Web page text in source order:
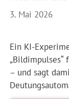
3. Mai 2026
Ein KI-
– und sagt